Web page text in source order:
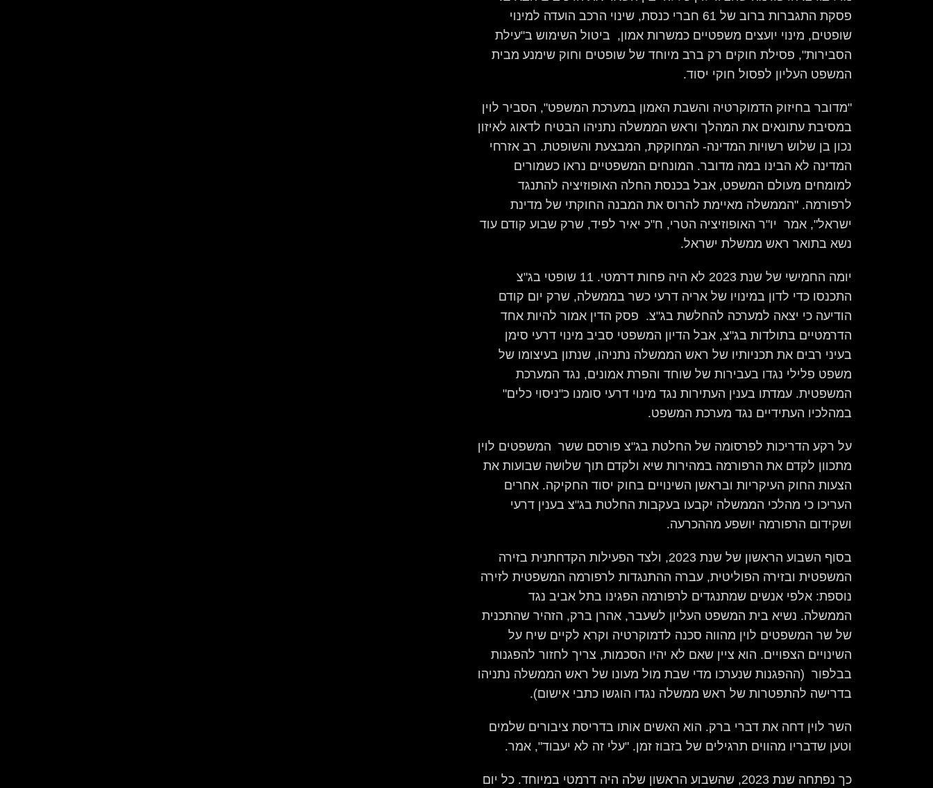
פסקת התגברות ברוב של 61 חברי כנסת, שינוי הרכב הועדה למינוי
שופטים, מינוי יועצים משפטיים כמשרות אמון, ביטול השימוש ב"עילת
הסבירות", פסילת חוקים רק ברב מיוחד של שופטים וחוק שימנע מבית
המשפט העליון לפסול חוקי יסוד.
"מדובר בחיזוק הדמוקרטיה והשבת האמון במערכת המשפט", הסביר לוין
במסיבת עתונאים את המהלך וראש הממשלה נתניהו הבטיח לדאוג לאיזון
נכון בן שלוש רשויות המדינה- המחוקקת, המבצעת והשופטת. רב אזרחי
המדינה לא הבינו במה מדובר. המונחים המשפטיים נראו כשמורים
למומחים מעולם המשפט, אבל בכנסת החלה האופוזיציה להתנגד
לרפורמה. "הממשלה מאיימת להרוס את המבנה החוקתי של מדינת
ישראל", אמר יו"ר האופוזיציה הטרי, ח"כ יאיר לפיד, שרק שבוע קודם עוד
נשא בתואר ראש ממשלת ישראל.
יומה החמישי של שנת 2023 לא היה פחות דרמטי. 11 שופטי בג"צ
התכנסו כדי לדון במינויו של אריה דרעי כשר בממשלה, שרק יום קודם
הודיעה כי יצאה למערכה להחלשת בג"צ. פסק הדין אמור להיות אחד
הדרמטיים בתולדות בג"צ, אבל הדיון המשפטי סביב מינוי דרעי סימן
בעיני רבים את תכניותיו של ראש הממשלה נתניהו, שנתון בעיצומו של
משפט פלילי נגדו בעבירות של שוחד והפרת אמונים, נגד המערכת
המשפטית. עמדתו בענין העתירות נגד מינוי דרעי סומנו כ"ניסוי כלים"
במהלכיו העתידיים נגד מערכת המשפט.
על רקע הדריכות לפרסומה של החלטת בג"צ פורסם ששר המשפטים לוין
מתכוון לקדם את הרפורמה במהירות שיא ולקדם תוך שלושה שבועות את
הצעות החוק העיקריות ובראשן השינויים בחוק יסוד החקיקה. אחרים
העריכו כי מהלכי הממשלה יקבעו בעקבות החלטת בג"צ בענין דרעי
ושקידום הרפורמה יושפע מההכרעה.
בסוף השבוע הראשון של שנת 2023, ולצד הפעילות הקדחתנית בזירה
המשפטית ובזירה הפוליטית, עברה ההתנגדות לרפורמה המשפטית לזירה
נוספת: אלפי אנשים שמתנגדים לרפורמה הפגינו בתל אביב נגד
הממשלה. נשיא בית המשפט העליון לשעבר, אהרן ברק, הזהיר שהתכנית
של שר המשפטים לוין מהווה סכנה לדמוקרטיה וקרא לקיים שיח על
השינויים הצפויים. הוא ציין שאם לא יהיו הסכמות, צריך לחזור להפגנות
בבלפור (ההפגנות שנערכו מדי שבת מול מעונו של ראש הממשלה נתניהו
בדרישה להתפטרות של ראש ממשלה נגדו הוגשו כתבי אישום).
השר לוין דחה את דברי ברק. הוא האשים אותו בדריסת ציבורים שלמים
וטען שדבריו מהווים תרגילים של בזבוז זמן. "עלי זה לא יעבוד", אמר.
כך נפתחה שנת 2023, שהשבוע הראשון שלה היה דרמטי במיוחד. כל יום